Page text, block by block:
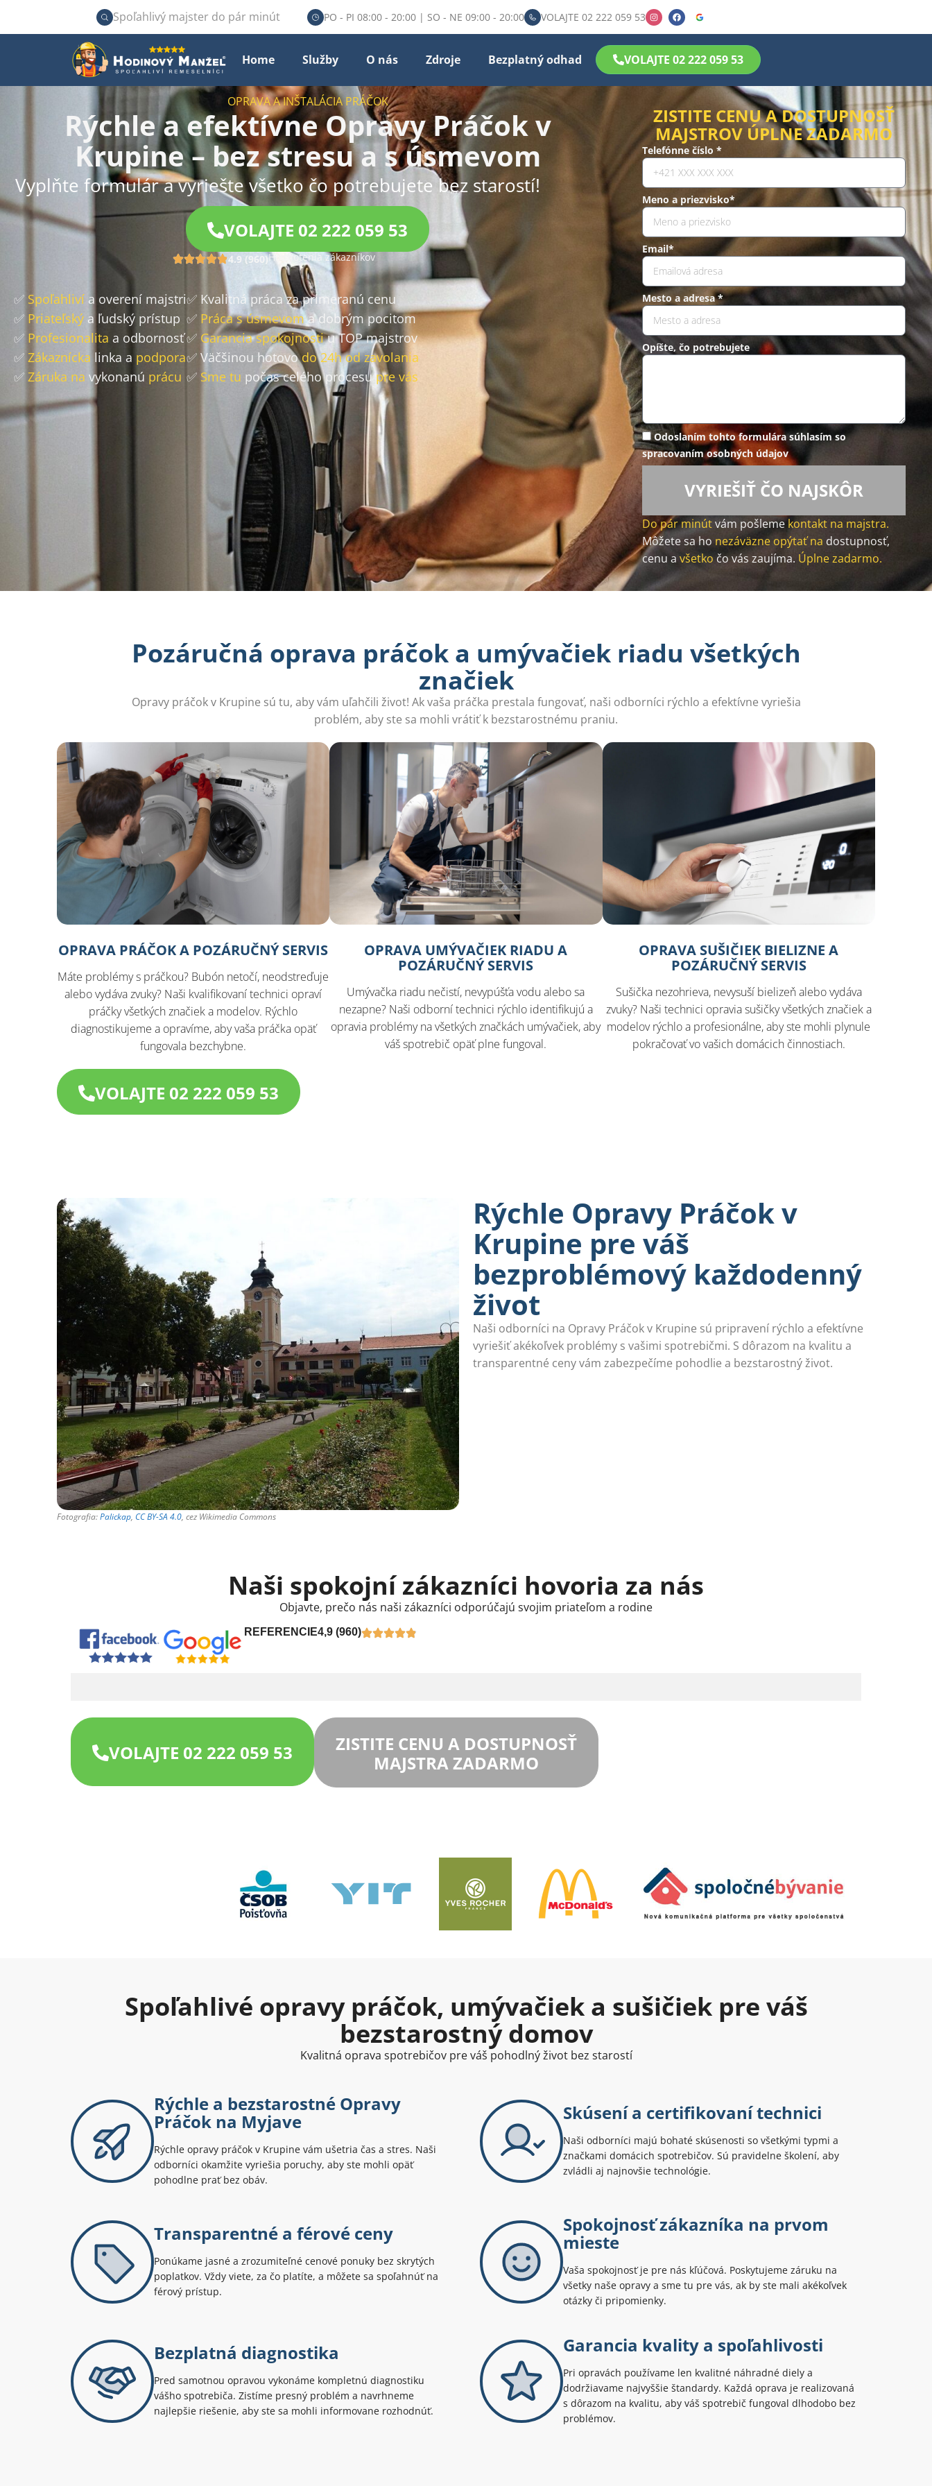
Spoľahlivý majster do pár minút PO - PI 08:00 - 20:00 | SO - NE 09:00 - 20:00 VOLAJTE 02 222 059 53
Home Služby O nás Zdroje Bezplatný odhad VOLAJTE 02 222 059 53
OPRAVA A INŠTALÁCIA PRÁČOK
Rýchle a efektívne Opravy Práčok v
Krupine – bez stresu a s úsmevom
Vyplňte formulár a vyriešte všetko čo potrebujete bez starostí!
VOLAJTE 02 222 059 53
4.9 (960)Hodnotenia zákazníkov
✅ Spoľahliví a overení majstri
✅ Priateľský a ľudský prístup
✅ Profesionalita a odbornosť
✅ Zákaznícka linka a podpora
✅ Záruka na vykonanú prácu
✅ Kvalitná práca za primeranú cenu
✅ Práca s úsmevoma dobrým pocitom
✅ Garancia spokojnostiu TOP majstrov
✅ Väčšinou hotovodo 24h od zavolania
✅ Sme tu počas celého procesupre vás
ZISTITE CENU A DOSTUPNOSŤ
MAJSTROV ÚPLNE ZADARMO
Telefónne číslo *
Meno a priezvisko*
Email*
Mesto a adresa *
Opíšte, čo potrebujete
Odoslaním tohto formulára súhlasím so
spracovaním osobných údajov
VYRIEŠIŤ ČO NAJSKÔR
Do pár minútvám pošlemekontakt na majstra.
Môžete sa ho nezáväzne opýtať na dostupnosť,
cenu a všetkočo vás zaujíma. Úplne zadarmo.
Pozáručná oprava práčok a umývačiek riadu všetkých
značiek
Opravy práčok v Krupine sú tu, aby vám uľahčili život! Ak vaša práčka prestala fungovať, naši odborníci rýchlo a efektívne vyriešia
problém, aby ste sa mohli vrátiť k bezstarostnému praniu.
OPRAVA PRÁČOK A POZÁRUČNÝ SERVIS
Máte problémy s práčkou? Bubón netočí, neodstreďuje
alebo vydáva zvuky? Naši kvalifikovaní technici opraví
práčky všetkých značiek a modelov. Rýchlo
diagnostikujeme a opravíme, aby vaša práčka opäť
fungovala bezchybne.
OPRAVA UMÝVAČIEK RIADU A
POZÁRUČNÝ SERVIS
Umývačka riadu nečistí, nevypúšťa vodu alebo sa
nezapne? Naši odborní technici rýchlo identifikujú a
opravia problémy na všetkých značkách umývačiek, aby
váš spotrebič opäť plne fungoval.
OPRAVA SUŠIČIEK BIELIZNE A
POZÁRUČNÝ SERVIS
Sušička nezohrieva, nevysuší bielizeň alebo vydáva
zvuky? Naši technici opravia sušičky všetkých značiek a
modelov rýchlo a profesionálne, aby ste mohli plynule
pokračovať vo vašich domácich činnostiach.
VOLAJTE 02 222 059 53
Fotografia:Palickap, CC BY-SA 4.0, cez Wikimedia Commons
Rýchle Opravy Práčok v
Krupine pre váš
bezproblémový každodenný
život
Naši odborníci na Opravy Práčok v Krupine sú pripravení rýchlo a efektívne
vyriešiť akékoľvek problémy s vašimi spotrebičmi. S dôrazom na kvalitu a
transparentné ceny vám zabezpečíme pohodlie a bezstarostný život.
Naši spokojní zákazníci hovoria za nás
Objavte, prečo nás naši zákazníci odporúčajú svojim priateľom a rodine
REFERENCIE4,9 (960)
VOLAJTE 02 222 059 53
ZISTITE CENU A DOSTUPNOSŤ
MAJSTRA ZADARMO
Spoľahlivé opravy práčok, umývačiek a sušičiek pre váš
bezstarostný domov
Kvalitná oprava spotrebičov pre váš pohodlný život bez starostí
Rýchle a bezstarostné Opravy
Práčok na Myjave
Rýchle opravy práčok v Krupine vám ušetria čas a stres. Naši
odborníci okamžite vyriešia poruchy, aby ste mohli opäť
pohodlne prať bez obáv.
Skúsení a certifikovaní technici
Naši odborníci majú bohaté skúsenosti so všetkými typmi a
značkami domácich spotrebičov. Sú pravidelne školení, aby
zvládli aj najnovšie technológie.
Transparentné a férové ceny
Ponúkame jasné a zrozumiteľné cenové ponuky bez skrytých
poplatkov. Vždy viete, za čo platíte, a môžete sa spoľahnúť na
férový prístup.
Spokojnosť zákazníka na prvom
mieste
Vaša spokojnosť je pre nás kľúčová. Poskytujeme záruku na
všetky naše opravy a sme tu pre vás, ak by ste mali akékoľvek
otázky či pripomienky.
Bezplatná diagnostika
Pred samotnou opravou vykonáme kompletnú diagnostiku
vášho spotrebiča. Zistíme presný problém a navrhneme
najlepšie riešenie, aby ste sa mohli informovane rozhodnúť.
Garancia kvality a spoľahlivosti
Pri opravách používame len kvalitné náhradné diely a
dodržiavame najvyššie štandardy. Každá oprava je realizovaná
s dôrazom na kvalitu, aby váš spotrebič fungoval dlhodobo bez
problémov.